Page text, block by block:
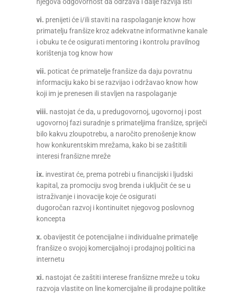
vi. prenijeti će i/ili staviti na raspolaganje know how
primatelju franšize kroz adekvatne informativne kanale
i obuku te će osigurati mentoring i kontrolu pravilnog
korištenja tog know how
vii. poticat će primatelje franšize da daju povratnu
informaciju kako bi se razvijao i održavao know how
koji im je prenesen ili stavljen na raspolaganje
viii. nastojat će da, u predugovornoj, ugovornoj i post
ugovornoj fazi suradnje s primateljima franšize, spriječi
bilo kakvu zloupotrebu, a naročito prenošenje know
how konkurentskim mrežama, kako bi se zaštitili
interesi franšizne mreže
ix. investirat će, prema potrebi u financijski i ljudski
kapital, za promociju svog brenda i uključit će se u
istraživanje i inovacije koje će osigurati
dugoročan razvoj i kontinuitet njegovog poslovnog
koncepta
x. obavijestit će potencijalne i individualne primatelje
franšize o svojoj komercijalnoj i prodajnoj politici na
internetu
xi. nastojat će zaštiti interese franšizne mreže u toku
razvoja vlastite on line komercijalne ili prodajne politike